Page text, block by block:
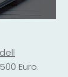
Euro.